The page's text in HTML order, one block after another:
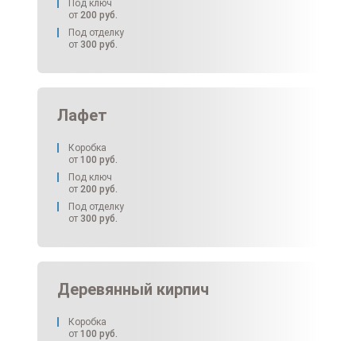
Под ключ
от 200 руб.
Под отделку
от 300 руб.
Лафет
Коробка
от 100 руб.
Под ключ
от 200 руб.
Под отделку
от 300 руб.
Деревянный кирпич
Коробка
от 100 руб.